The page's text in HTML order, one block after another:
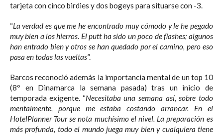
tarjeta con cinco birdies y dos bogeys para situarse con -3.
“La verdad es que me he encontrado muy cómodo y le he pegado
muy bien a los hierros. El putt ha sido un poco de flashes; algunos
han entrado bien y otros se han quedado por el camino, pero eso
pasa en todas las vueltas”.
Barcos reconoció además la importancia mental de un top 10
(8º en Dinamarca la semana pasada) tras un inicio de
temporada exigente. “Necesitaba una semana así, sobre todo
mentalmente, porque me estaba costando arrancar. En el
HotelPlanner Tour se nota muchísimo el nivel. La preparación es
más profunda, todo el mundo juega muy bien y cualquiera tiene